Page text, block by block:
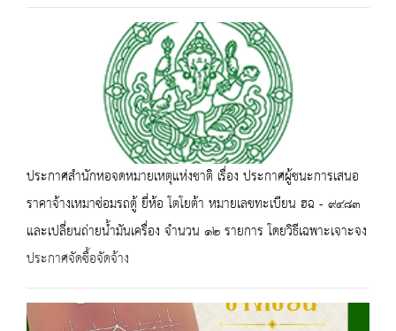
ประกาศสำนักหอจดหมายเหตุแห่งชาติ เรื่อง ประกาศผู้ชนะการเสนอ
ราคาจ้างเหมาซ่อมรถตู้ ยี่ห้อ โตโยต้า หมายเลขทะเบียน ฮฉ - ๙๔๘๓
และเปลี่ยนถ่ายน้ำมันเครื่อง จำนวน ๑๒ รายการ โดยวิธีเฉพาะเจาะจง
ประกาศจัดซื้อจัดจ้าง